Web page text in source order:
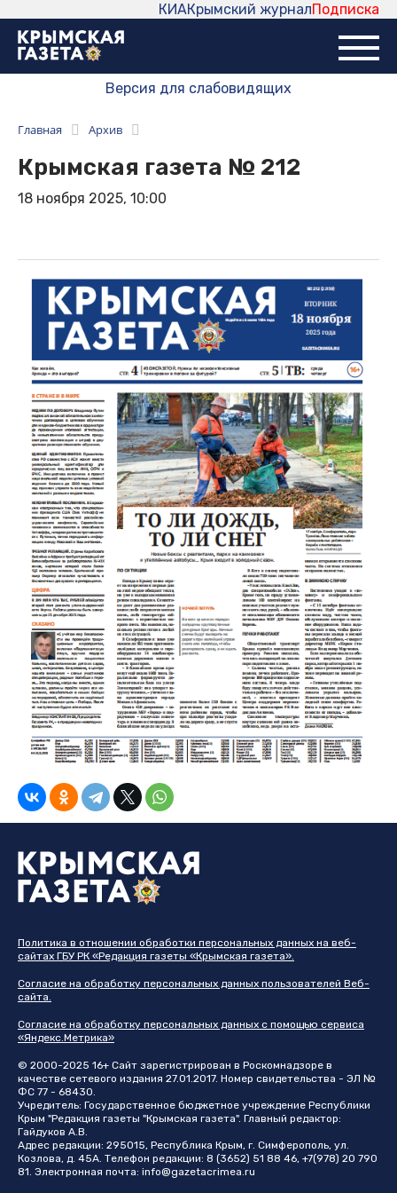
Подписка
Крымский журнал
КИА
Версия для слабовидящих
Главная Архив
Крымская газета № 212
18 ноября 2025, 10:00
Политика в отношении обработки персональных данных на веб-
сайтах ГБУ РК «Редакция газеты «Крымская газета».
Согласие на обработку персональных данных пользователей Веб-
сайта.
Согласие на обработку персональных данных с помощью сервиса
«Яндекс.Метрика»
© 2000-2025 16+ Сайт зарегистрирован в Роскомнадзоре в
качестве сетевого издания 27.01.2017. Номер свидетельства - ЭЛ №
ФС 77 - 68430.
Учредитель: Государственное бюджетное учреждение Республики
Крым "Редакция газеты "Крымская газета". Главный редактор:
Гайдуков А.В.
Адрес редакции: 295015, Республика Крым, г. Симферополь, ул.
Козлова, д. 45А. Телефон редакции: 8 (3652) 51 88 46, +7(978) 20 790
81. Электронная почта: info@gazetacrimea.ru